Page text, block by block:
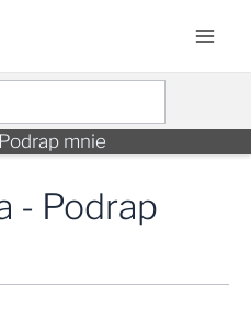
mnie
- Podrap